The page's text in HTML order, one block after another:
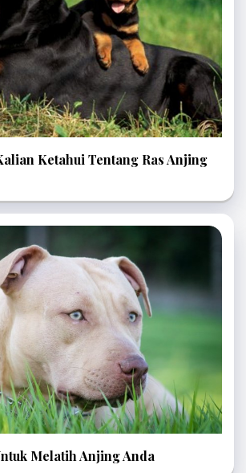
Ketahui Tentang Ras Anjing
Melatih Anjing Anda